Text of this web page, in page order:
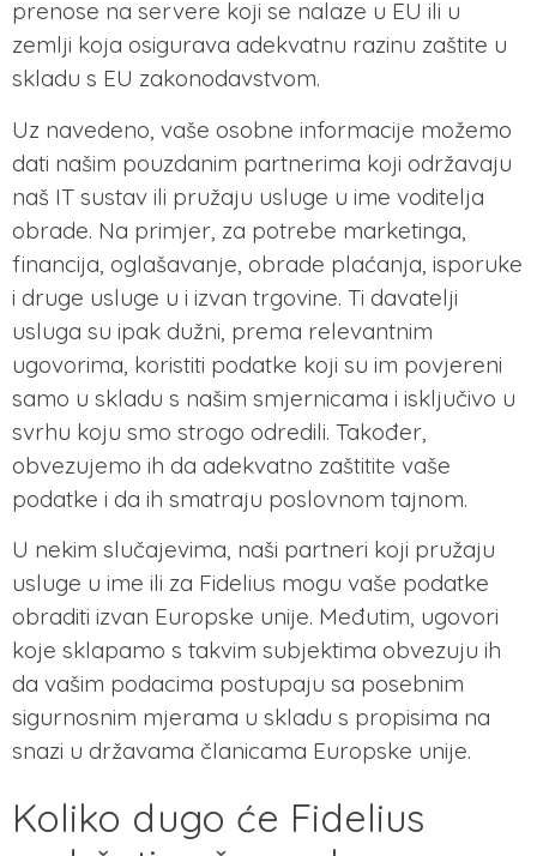
prenose na servere koji se nalaze u EU ili u
zemlji koja osigurava adekvatnu razinu zaštite u
skladu s EU zakonodavstvom.
Uz navedeno, vaše osobne informacije možemo
dati našim pouzdanim partnerima koji održavaju
naš IT sustav ili pružaju usluge u ime voditelja
obrade. Na primjer, za potrebe marketinga,
financija, oglašavanje, obrade plaćanja, isporuke
i druge usluge u i izvan trgovine. Ti davatelji
usluga su ipak dužni, prema relevantnim
ugovorima, koristiti podatke koji su im povjereni
samo u skladu s našim smjernicama i isključivo u
svrhu koju smo strogo odredili. Također,
obvezujemo ih da adekvatno zaštitite vaše
podatke i da ih smatraju poslovnom tajnom.
U nekim slučajevima, naši partneri koji pružaju
usluge u ime ili za Fidelius mogu vaše podatke
obraditi izvan Europske unije. Međutim, ugovori
koje sklapamo s takvim subjektima obvezuju ih
da vašim podacima postupaju sa posebnim
sigurnosnim mjerama u skladu s propisima na
snazi u državama članicama Europske unije.
Koliko dugo će Fidelius